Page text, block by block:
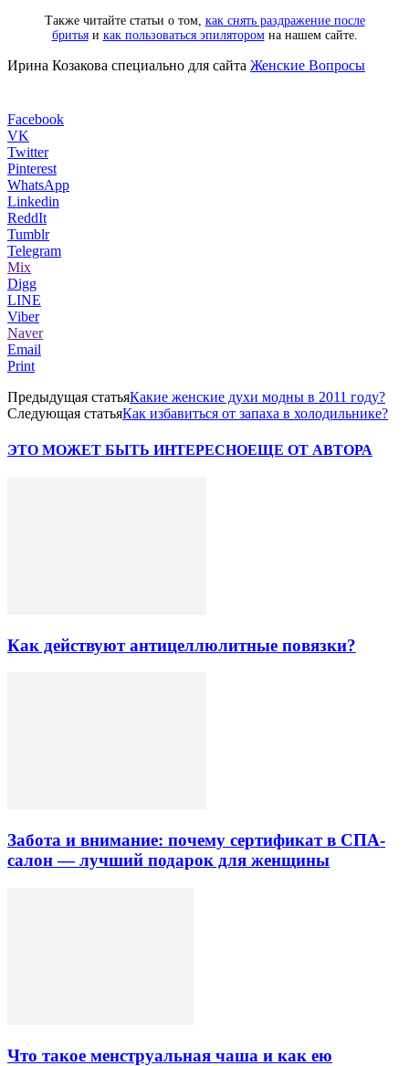
Также читайте статьи о том, как снять раздражение после
бритьяи как пользоваться эпиляторомна нашем сайте.
Ирина Козакова специально для сайта Женские Вопросы
Facebook
VK
Twitter
Pinterest
WhatsApp
Linkedin
ReddIt
Tumblr
Telegram
Mix
Digg
LINE
Viber
Naver
Email
Print
Предыдущая статьяКакие женские духи модны в 2011 году?
Следующая статьяКак избавиться от запаха в холодильнике?
ЭТО МОЖЕТ БЫТЬ ИНТЕРЕСНОЕЩЕ ОТ АВТОРА
Как действуют антицеллюлитные повязки?
Забота и внимание: почему сертификат в СПА-
салон — лучший подарок для женщины
Что такое менструальная чаша и как ею